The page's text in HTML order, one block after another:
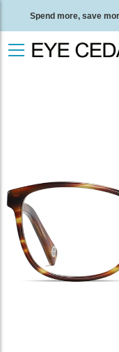
Spend more, save
Free standard